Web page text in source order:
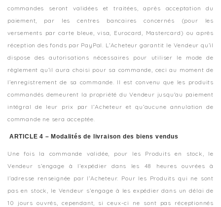
commandes seront validées et traitées, après acceptation du
paiement, par les centres bancaires concernés (pour les
versements par carte bleue, visa, Eurocard, Mastercard) ou après
réception des fonds par PayPal. L’Acheteur garantit le Vendeur qu’il
dispose des autorisations nécessaires pour utiliser le mode de
règlement qu’il aura choisi pour sa commande, ceci au moment de
l’enregistrement de sa commande. Il est convenu que les produits
commandés demeurent la propriété du Vendeur jusqu'au paiement
intégral de leur prix par l’Acheteur et qu’aucune annulation de
commande ne sera acceptée.
ARTICLE 4 – Modalités de livraison des biens vendus
Une fois la commande validée, pour les Produits en stock, le
Vendeur s’engage à l’expédier dans les 48 heures ouvrées à
l’adresse renseignée par l’Acheteur. Pour les Produits qui ne sont
pas en stock, le Vendeur s’engage à les expédier dans un délai de
10 jours ouvrés, cependant, si ceux-ci ne sont pas réceptionnés